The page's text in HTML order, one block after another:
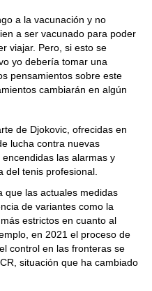
a la vacunación y no
a ser vacunado para poder
viajar. Pero, si esto se
yo debería tomar una
pensamientos sobre este
cambiarán en algún
de Djokovic, ofrecidas en
lucha contra nuevas
las alarmas y
del tenis profesional.
que las actuales medidas
de variantes como la
estrictos en cuanto al
en 2021 el proceso de
control en las fronteras se
situación que ha cambiado